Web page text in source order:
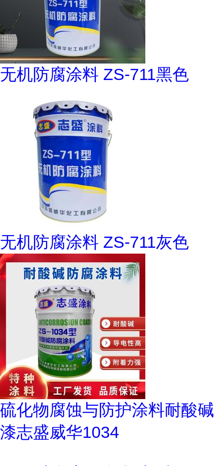
无机防腐涂料 ZS-711黑色
无机防腐涂料 ZS-711灰色
硫化物腐蚀与防护涂料耐酸碱
漆志盛威华1034